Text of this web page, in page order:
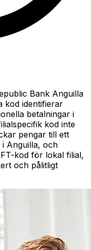
Bank Anguilla
kod identifierar
betalningar i
kod inte
pengar till ett
i Anguilla, och
kod för lokal filial,
och pålitligt